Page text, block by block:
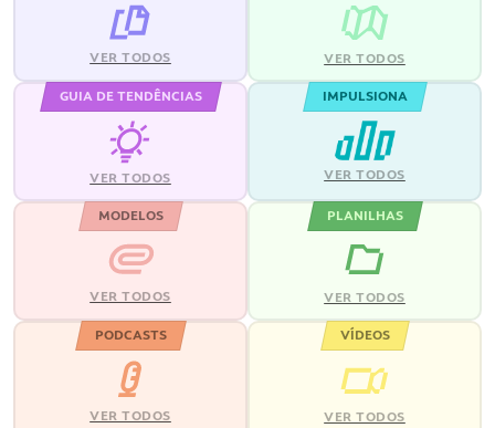
VER TODOS VER TODOS
GUIA DE TENDÊNCIAS
VER TODOS
IMPULSIONA
VER TODOS
MODELOS
VER TODOS
PLANILHAS
VER TODOS
PODCASTS
VER TODOS
VÍDEOS
VER TODOS